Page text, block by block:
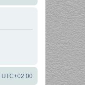
UTC+02:00